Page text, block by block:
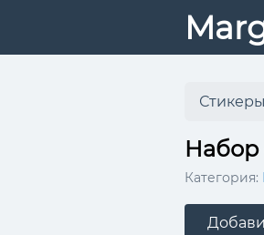
Стикеры
Набор
Категория: